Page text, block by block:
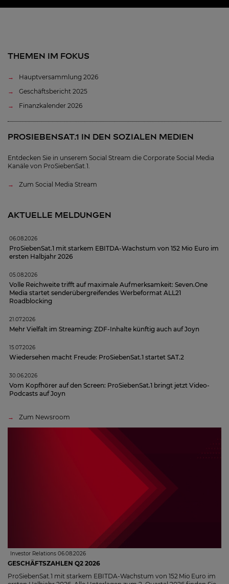
THEMEN IM FOKUS
Hauptversammlung 2026
Geschäftsbericht 2025
Finanzkalender 2026
PROSIEBENSAT.1 IN DEN SOZIALEN MEDIEN
Entdecken Sie in unserem Social Stream die Corporate Social Media
Kanäle von ProSiebenSat.1.
Zum Social Media Stream
AKTUELLE MELDUNGEN
06.08.2026
ProSiebenSat.1 mit starkem EBITDA-Wachstum von 152 Mio Euro im
ersten Halbjahr 2026
05.08.2026
Volle Reichweite trifft auf maximale Aufmerksamkeit: Seven.One
Media startet senderübergreifendes Werbeformat ALL21
Roadblocking
21.07.2026
Mehr Vielfalt im Streaming: ZDF-Inhalte künftig auch auf Joyn
15.07.2026
Wiedersehen macht Freude: ProSiebenSat.1 startet SAT.2
30.06.2026
Vom Kopfhörer auf den Screen: ProSiebenSat.1 bringt jetzt Video-
Podcasts auf Joyn
Zum Newsroom
Investor Relations 06.08.2026
GESCHÄFTSZAHLEN Q2 2026
ProSiebenSat.1 mit starkem EBITDA-Wachstum von 152 Mio Euro im